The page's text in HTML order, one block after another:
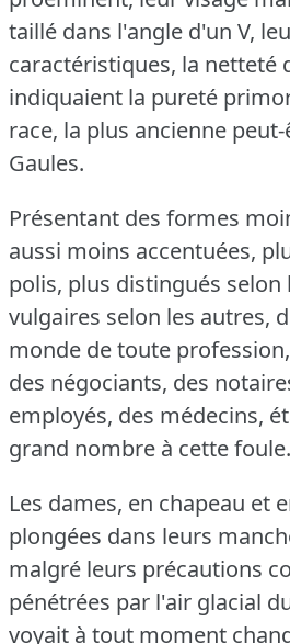
taillé dans l'angle d'un V,
caractéristiques, la netteté
indiquaient la pureté
race, la plus ancienne
Gaules.
Présentant des formes
aussi moins accentuées,
polis, plus distingués selon
vulgaires selon les autres,
monde de toute
des négociants, des
employés, des médecins,
grand nombre à cette foule.
Les dames, en chapeau et
plongées dans leurs
malgré leurs précautions
pénétrées par l'air glacial
voyait à tout moment